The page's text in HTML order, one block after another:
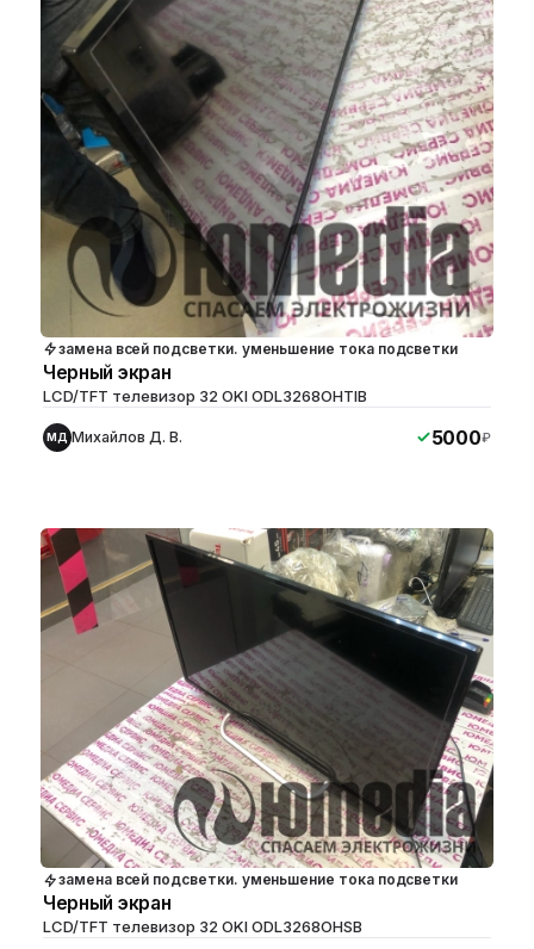
замена всей подсветки. уменьшение тока подсветки
Черный экран
LCD/TFT телевизор 32 OKI ODL3268OHTIB
МД Михайлов Д. В. 5000₽
замена всей подсветки. уменьшение тока подсветки
Черный экран
LCD/TFT телевизор 32 OKI ODL3268OHSB